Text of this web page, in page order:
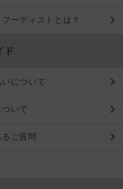
フーディストとは？
ド
いについて
いて
るご質問